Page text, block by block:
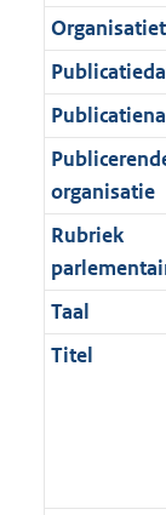
organisatie
Rubriek
Taal
Titel